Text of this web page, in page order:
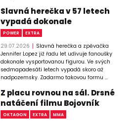
Slavná herečka v 57 letech
vypadá dokonale
POWER EXTRA
29.07.2026
Slavná herečka a zpěvačka
Jennifer Lopez již řadu let udivuje fanoušky
dokonale vysportovanou figurou. Ve svých
sedmapadesáti letech vypadá skoro až
nadpozemsky. Zadarmo takovou formu ...
Z placu rovnou na sál. Drsné
natáčení filmu Bojovník
OKTAGON EXTRA MMA